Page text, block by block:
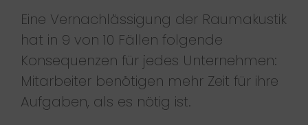
Eine Vernachlässigung der Raumakustik
hat in 9 von 10 Fällen folgende
Konsequenzen für jedes Unternehmen:
Mitarbeiter benötigen mehr Zeit für ihre
Aufgaben, als es nötig ist.